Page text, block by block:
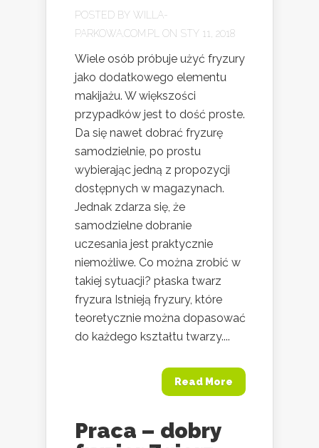
POSTED BY WILLA-
PARKOWA.COM.PL
ON STY 11, 2018
Wiele osób próbuje użyć fryzury
jako dodatkowego elementu
makijażu. W większości
przypadków jest to dość proste.
Da się nawet dobrać fryzurę
samodzielnie, po prostu
wybierając jedną z propozycji
dostępnych w magazynach.
Jednak zdarza się, że
samodzielne dobranie
uczesania jest praktycznie
niemożliwe. Co można zrobić w
takiej sytuacji? płaska twarz
fryzura Istnieją fryzury, które
teoretycznie można dopasować
do każdego kształtu twarzy....
Read More
Praca – dobry